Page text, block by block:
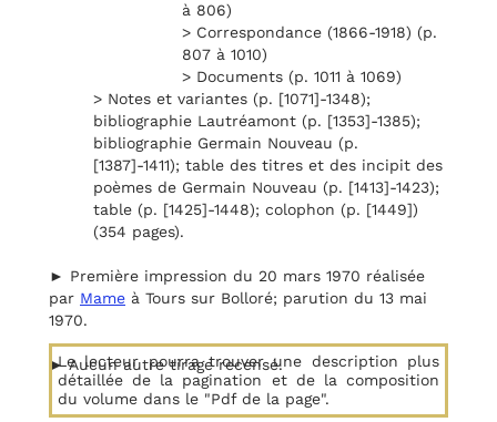
à 806)
> Correspondance (1866-1918) (p.
807 à 1010)
> Documents (p. 1011 à 1069)
> Notes et variantes (p. [1071]-1348);
bibliographie Lautréamont (p. [1353]-1385);
bibliographie Germain Nouveau (p.
[1387]-1411); table des titres et des incipit des
poèmes de Germain Nouveau (p. [1413]-1423);
table (p. [1425]-1448); colophon (p. [1449])
(354 pages).
► Première impression du 20 mars 1970 réalisée
par Mame à Tours sur Bolloré; parution du 13 mai
1970.
► Aucun autre tirage recensé.
Le lecteur pourra trouver une description plus
détaillée de la pagination et de la composition
du volume dans le "Pdf de la page".